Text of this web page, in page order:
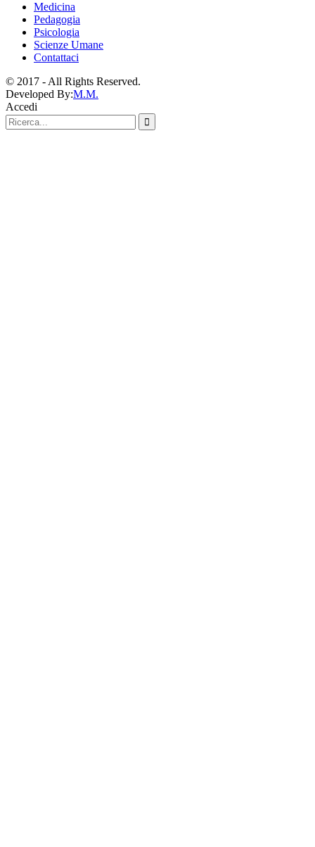
Medicina
Pedagogia
Psicologia
Scienze Umane
Contattaci
© 2017 - All Rights Reserved.
Developed By:M.M.
Accedi